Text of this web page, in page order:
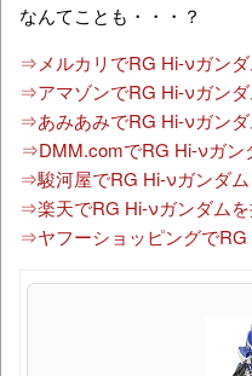
なんてことも・・・？
⇒メルカリでRG Hi-νガン
⇒アマゾンでRG Hi-νガン
⇒あみあみでRG Hi-νガン
⇒DMM.comでRG Hi-νガン
⇒駿河屋でRG Hi-νガンダ
⇒楽天でRG Hi-νガンダム
⇒ヤフーショッピングで